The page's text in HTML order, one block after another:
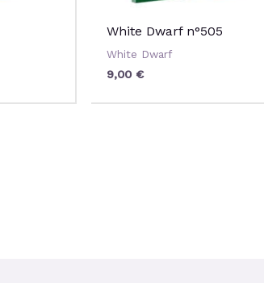
White Dwarf n°505
White Dwarf
9,00 €